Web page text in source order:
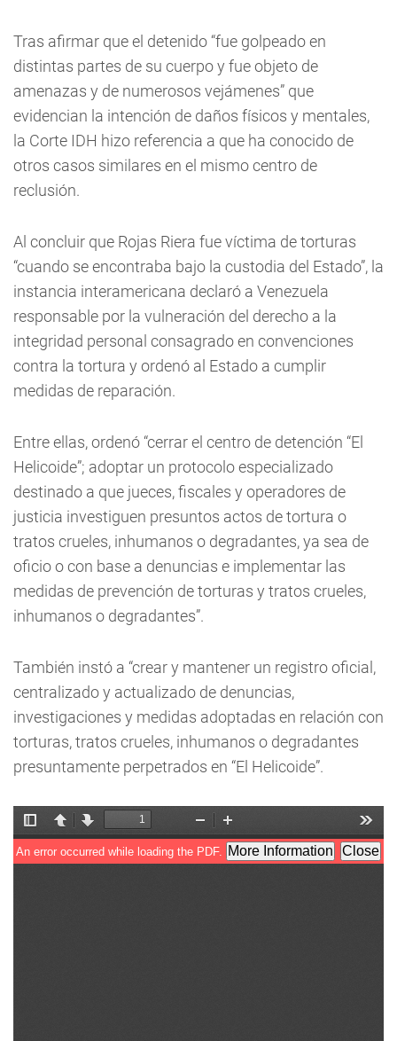
Tras afirmar que el detenido “fue golpeado en
distintas partes de su cuerpo y fue objeto de
amenazas y de numerosos vejámenes” que
evidencian la intención de daños físicos y mentales,
la Corte IDH hizo referencia a que ha conocido de
otros casos similares en el mismo centro de
reclusión.
Al concluir que Rojas Riera fue víctima de torturas
“cuando se encontraba bajo la custodia del Estado”, la
instancia interamericana declaró a Venezuela
responsable por la vulneración del derecho a la
integridad personal consagrado en convenciones
contra la tortura y ordenó al Estado a cumplir
medidas de reparación.
Entre ellas, ordenó “cerrar el centro de detención “El
Helicoide”; adoptar un protocolo especializado
destinado a que jueces, fiscales y operadores de
justicia investiguen presuntos actos de tortura o
tratos crueles, inhumanos o degradantes, ya sea de
oficio o con base a denuncias e implementar las
medidas de prevención de torturas y tratos crueles,
inhumanos o degradantes”.
También instó a “crear y mantener un registro oficial,
centralizado y actualizado de denuncias,
investigaciones y medidas adoptadas en relación con
torturas, tratos crueles, inhumanos o degradantes
presuntamente perpetrados en “El Helicoide”.